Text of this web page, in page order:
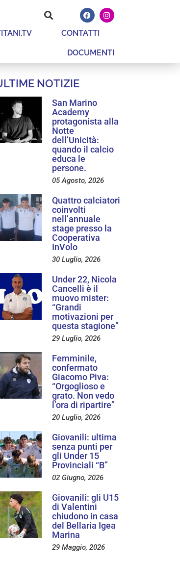
CONTATTI
DOCUMENTI
NOTIZIE
San Marino
Academy
protagonista alla
Notte
dell’Unicità:
quando il calcio
educa le
persone.
05 Agosto, 2026
Quattro calciatori
coinvolti
nell’annuale
stage presso la
Cooperativa
InVolo
30 Luglio, 2026
Under 22, Nicola
Cancelli è il
muovo mister:
“Grandi
motivazioni per
questa stagione”
29 Luglio, 2026
Femminile,
confermato
Giacomo Piva:
“Orgoglioso e
grato. Non vedo
l’ora di ripartire”
20 Luglio, 2026
Giovanili: ultima
senza punti per
gli Under 15
Provinciali “B”
02 Giugno, 2026
Giovanili: gli U15
di Valentini
chiudono in casa
del Bellaria Igea
Marina
29 Maggio, 2026